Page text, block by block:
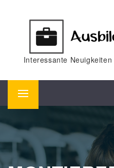
Interessante
Primary
Menu